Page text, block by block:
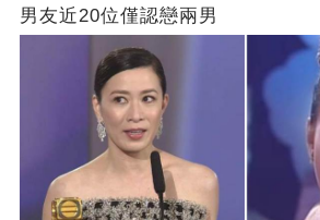
男友近20位僅認戀兩男